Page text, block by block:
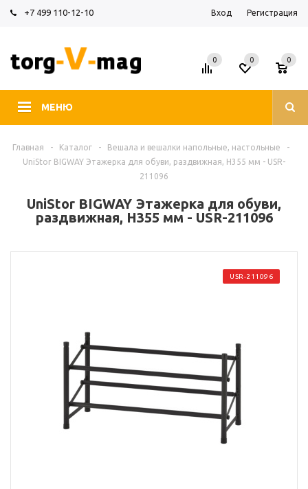
+7 499 110-12-10 Вход Регистрация
МЕНЮ
0 0
0
Главная - Каталог - Вешала и вешалки напольные, настольные
-
UniStor ВIGWAY Этажерка для обуви, раздвижная, H355 мм - USR-
211096
UniStor ВIGWAY Этажерка для обуви,
раздвижная, H355 мм - USR-211096
USR-211096